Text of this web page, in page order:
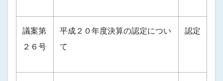
議案第
２６号
平成２０年度決算の認定につい
て
認定